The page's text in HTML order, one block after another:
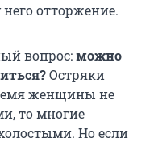
отторжение.
вопрос:можно
Остряки
женщины не
то многие
Но если